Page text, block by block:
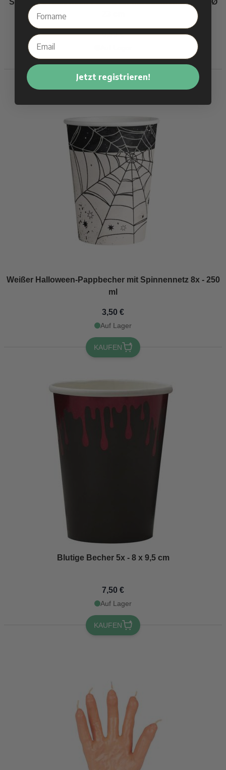
6,50 €
Weißer Halloween-Pappbecher mit Spinnennetz 8x - 250
ml
3,50 €
Auf Lager
KAUFEN
Blutige Becher 5x - 8 x 9,5 cm
7,50 €
Auf Lager
KAUFEN
Jetzt registrieren!